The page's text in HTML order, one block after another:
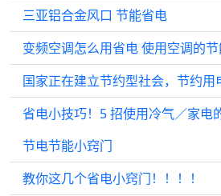
三亚铝合金风口 节能省电
变频空调怎么用省电 使用空调的节
节电节能小窍门
教你这几个省电小窍门！！！！